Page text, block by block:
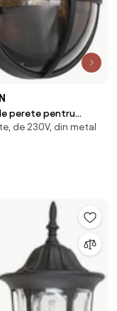
perete pentru
rotundă IP65 -
de 230V, din metal